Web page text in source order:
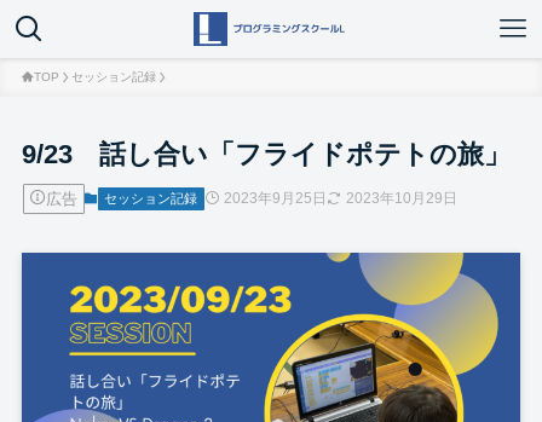
TOP セッション記録
9/23 話し合い「フライドポテトの旅」
広告 セッション記録 2023年9月25日 2023年10月29日